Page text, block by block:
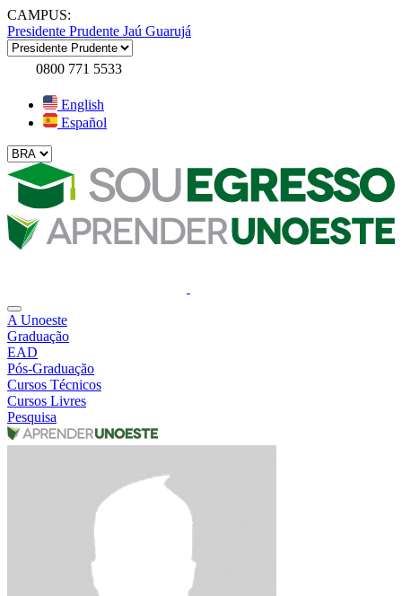
CAMPUS:
Presidente Prudente Jaú Guarujá
0800 771 5533
English
Español
A Unoeste
Graduação
EAD
Pós-Graduação
Cursos Técnicos
Cursos Livres
Pesquisa